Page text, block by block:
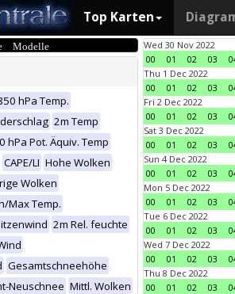
Top Karten
hPa Temp.
2m Temp
hPa Pot. Äquiv. Temp
CAPE/LI Hohe Wolken
Wolken
Max Temp.
2m Rel. feuchte
Gesamtschneehöhe
Neuschnee Mittl. Wolken
Wed 30 Nov 2022
00
01 02 03
Thu 1 Dec 2022
00
01 02 03
Fri 2 Dec 2022
00
01 02 03
Sat 3 Dec 2022
00
01 02 03
Sun 4 Dec 2022
00
01 02 03
Mon 5 Dec 2022
00
01 02 03
Tue 6 Dec 2022
00
01 02 03
Wed 7 Dec 2022
00
01 02 03
Thu 8 Dec 2022
00
01 02 03